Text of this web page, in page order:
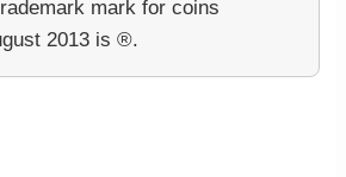
mark for coins
2013 is ®.